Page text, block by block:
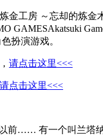
金工房 ～忘却的炼金
GAMESAkatsuki
扮演游戏。
请点击这里<<<
请点击这里<<<
前…… 有一个叫兰塔